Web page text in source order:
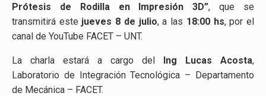
Prótesis de Rodilla en Impresión 3D”, que se
transmitirá este jueves 8 de julio, a las 18:00 hs, por el
canal de YouTube FACET – UNT.
La charla estará a cargo del Ing Lucas Acosta,
Laboratorio de Integración Tecnológica – Departamento
de Mecánica – FACET.